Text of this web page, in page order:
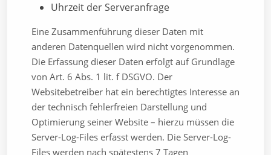
Uhrzeit der Serveranfrage
Eine Zusammenführung dieser Daten mit
anderen Datenquellen wird nicht vorgenommen.
Die Erfassung dieser Daten erfolgt auf Grundlage
von Art. 6 Abs. 1 lit. f DSGVO. Der
Websitebetreiber hat ein berechtigtes Interesse an
der technisch fehlerfreien Darstellung und
Optimierung seiner Website – hierzu müssen die
Server-Log-Files erfasst werden. Die Server-Log-
Files werden nach spätestens 7 Tagen